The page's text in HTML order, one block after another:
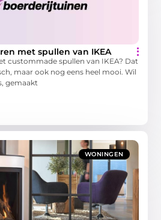
met spullen van IKEA
custommade spullen van IKEA? Dat
maar ook nog eens heel mooi. Wil
gemaakt
WONINGEN